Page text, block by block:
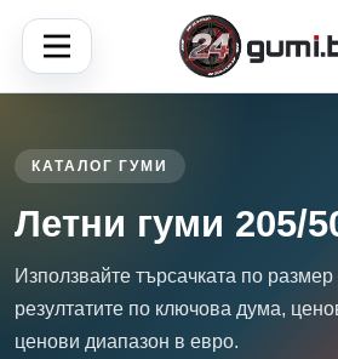
КАТАЛОГ ГУМИ
Летни гуми 205/
Използвайте търсачката по
резултатите по ключова дума,
ценови диапазон в евро.